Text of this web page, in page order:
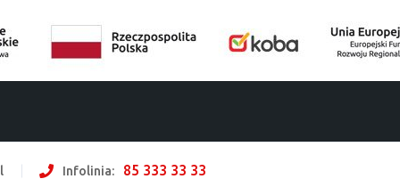
Infolinia: 85 333 33 33